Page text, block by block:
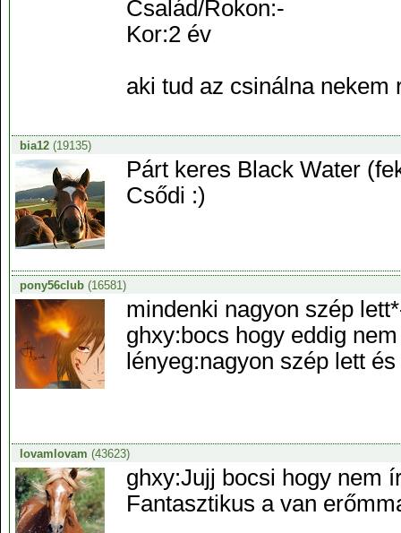
Család/Rokon:-
Kor:2 év
aki tud az csinálna nekem
bia12(19135)
Párt keres Black Water
Csődi :)
pony56club(16581)
mindenki nagyon szép
ghxy:bocs hogy eddig
lényeg:nagyon szép lett
lovamlovam (43623)
ghxy:Jujj bocsi hogy nem
Fantasztikus a van